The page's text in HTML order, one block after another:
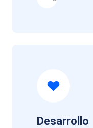
Desarrollo